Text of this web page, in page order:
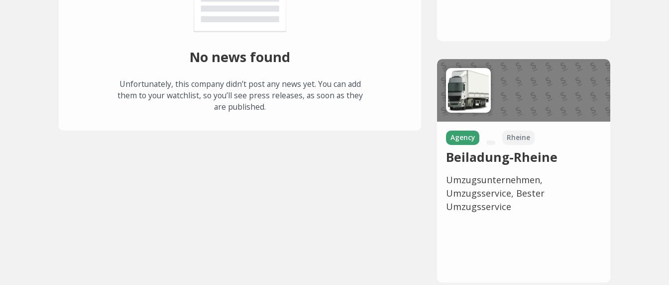
No news found
Unfortunately, this company didn’t post any news yet. You can add
them to your watchlist, so you’ll see press releases, as soon as they
are published.
Agency Rheine
Beiladung-Rheine
Umzugsunternehmen,
Umzugsservice, Bester
Umzugsservice